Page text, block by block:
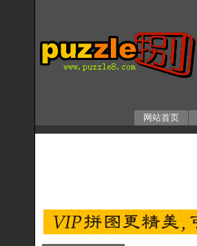
网站首页